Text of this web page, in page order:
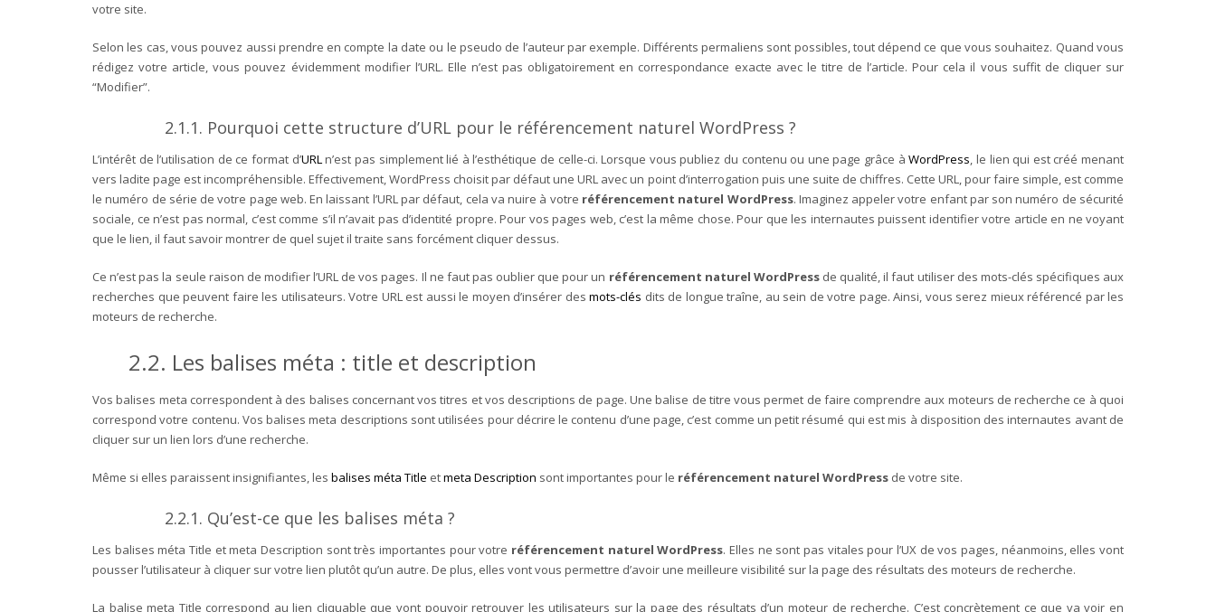
votre site.
Selon les cas, vous pouvez aussi prendre en compte la date ou le pseudo de l’auteur par exemple. Différents permaliens sont possibles, tout dépend ce que vous souhaitez. Quand vous
rédigez votre article, vous pouvez évidemment modifier l’URL. Elle n’est pas obligatoirement en correspondance exacte avec le titre de l’article. Pour cela il vous suffit de cliquer sur
“Modifier”.
2.1.1. Pourquoi cette structure d’URL pour le référencement naturel WordPress ?
L’intérêt de l’utilisation de ce format d’URLn’est pas simplement lié à l’esthétique de celle-ci. Lorsque vous publiez du contenu ou une page grâce àWordPress, le lien qui est créé menant
vers ladite page est incompréhensible. Effectivement, WordPress choisit par défaut une URL avec un point d’interrogation puis une suite de chiffres. Cette URL, pour faire simple, est comme
le numéro de série de votre page web. En laissant l’URL par défaut, cela va nuire à votre référencement naturel WordPress. Imaginez appeler votre enfant par son numéro de sécurité
sociale, ce n’est pas normal, c’est comme s’il n’avait pas d’identité propre. Pour vos pages web, c’est la même chose. Pour que les internautes puissent identifier votre article en ne voyant
que le lien, il faut savoir montrer de quel sujet il traite sans forcément cliquer dessus.
Ce n’est pas la seule raison de modifier l’URL de vos pages. Il ne faut pas oublier que pour un référencement naturel WordPressde qualité, il faut utiliser des mots-clés spécifiques aux
recherches que peuvent faire les utilisateurs. Votre URL est aussi le moyen d’insérer des mots-clés dits de longue traîne, au sein de votre page. Ainsi, vous serez mieux référencé par les
moteurs de recherche.
2.2. Les balises méta : title et description
Vos balises meta correspondent à des balises concernant vos titres et vos descriptions de page. Une balise de titre vous permet de faire comprendre aux moteurs de recherche ce à quoi
correspond votre contenu. Vos balises meta descriptions sont utilisées pour décrire le contenu d’une page, c’est comme un petit résumé qui est mis à disposition des internautes avant de
cliquer sur un lien lors d’une recherche.
Même si elles paraissent insignifiantes, les balises méta Title etmeta Description sont importantes pour le référencement naturel WordPress de votre site.
2.2.1. Qu’est-ce que les balises méta ?
Les balises méta Title et meta Description sont très importantes pour votre référencement naturel WordPress. Elles ne sont pas vitales pour l’UX de vos pages, néanmoins, elles vont
pousser l’utilisateur à cliquer sur votre lien plutôt qu’un autre. De plus, elles vont vous permettre d’avoir une meilleure visibilité sur la page des résultats des moteurs de recherche.
La balise meta Title correspond au lien cliquable que vont pouvoir retrouver les utilisateurs sur la page des résultats d’un moteur de recherche. C’est concrètement ce que va voir en